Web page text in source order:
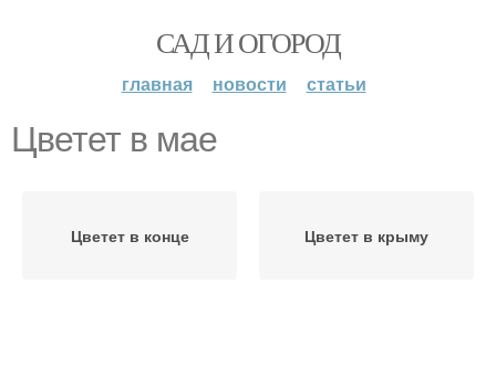
САД И ОГОРОД
главная новости статьи
Цветет в мае
Цветет в конце Цветет в крыму